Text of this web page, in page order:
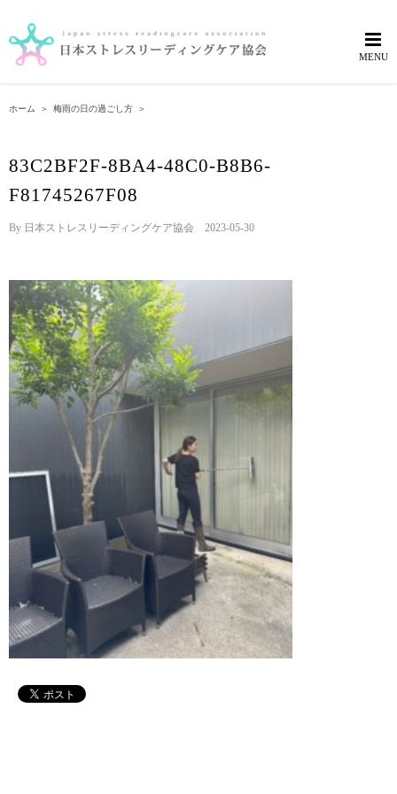
content
ホーム ＞ 梅雨の日の過ごし方 ＞
83C2BF2F-8BA4-48C0-B8B6-
F81745267F08
By 日本ストレスリーディングケア協会 2023-05-30